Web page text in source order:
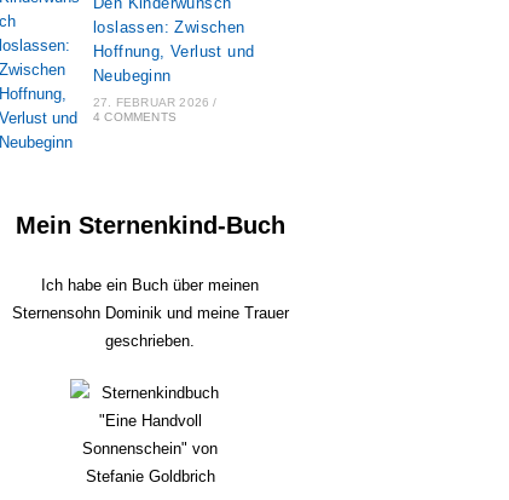
loslassen: Zwischen
Hoffnung, Verlust und
Neubeginn
27. FEBRUAR 2026 /
4 COMMENTS
Mein Sternenkind-Buch
Ich habe ein Buch über meinen
Sternensohn Dominik und meine Trauer
geschrieben.